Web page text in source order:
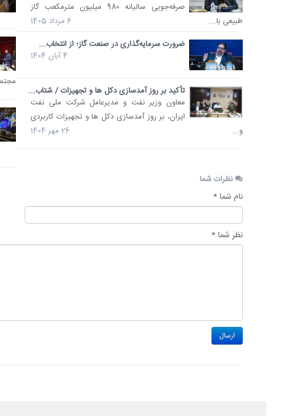
صرفه‌جویی سالیانه 980 میلیون مترمکعب گاز
طبیعی با...
6 مرداد 1405
ضرورت سرمایه‌گذاری در صنعت گاز؛ از انتخاب...
4 آبان 1404
تأکید بر روز آمدسازی دکل ها و تجهیزات / شتاب...
معاون وزیر نفت و مدیرعامل شرکت ملی نفت
ایران، بر روز آمدسازی دکل ها و تجهیزات کاربردی
و...
26 مهر 1404
نظرات شما
نام شما *
نظر شما *